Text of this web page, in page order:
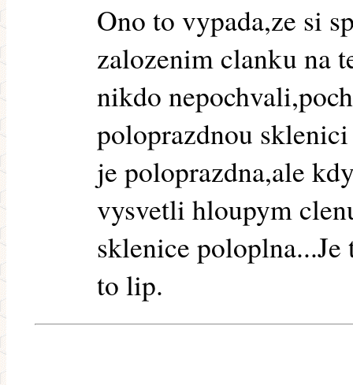
Ono to vypada,ze si
zalozenim clanku na
nikdo
poloprazdnou
je poloprazdna,ale
vysvetli hloupym
sklenice
to lip.